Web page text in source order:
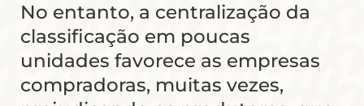
No entanto, a centralização da
classificação em poucas
unidades favorece as empresas
compradoras, muitas vezes,